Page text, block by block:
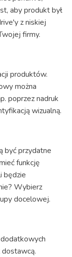
aby produkt był
z niskiej
firmy.
produktów.
można
poprzez nadruk
wizualną.
być przydatne
funkcję
będzie
Wybierz
docelowej.